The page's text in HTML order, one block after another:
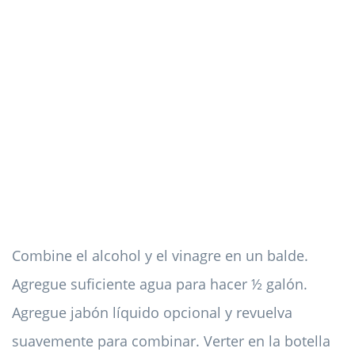
Combine el alcohol y el vinagre en un balde.
Agregue suficiente agua para hacer ½ galón.
Agregue jabón líquido opcional y revuelva
suavemente para combinar. Verter en la botella